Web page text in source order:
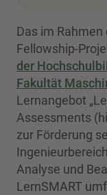
Das im
Fellowship-
der
Fakultät
Lernangebot
Assessments
zur Förderung
Analyse und
LernSMART